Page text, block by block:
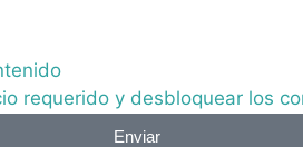
requerido y desbloquear los
Enviar